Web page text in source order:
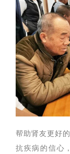
帮助肾友更好
抗疾病的信心